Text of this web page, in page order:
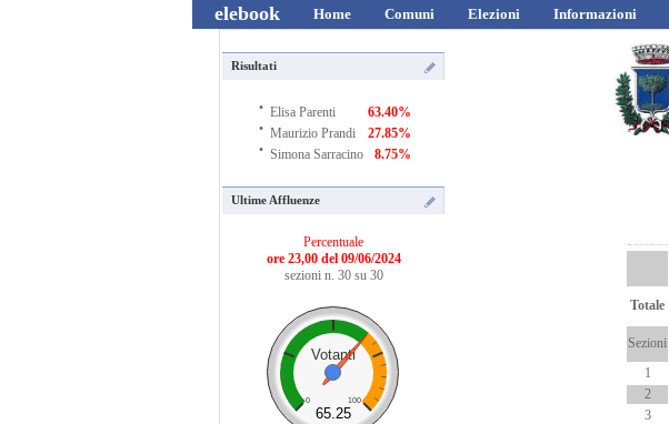
elebook Home Comuni Elezioni Informazioni
Risultati
· Elisa Parenti 63.40%
· Maurizio Prandi 27.85%
· Simona Sarracino 8.75%
Ultime Affluenze
Percentuale
ore 23,00 del 09/06/2024
sezioni n. 30 su 30
Votanti
0 100
65.25
Totale
Sezioni
1
2
3